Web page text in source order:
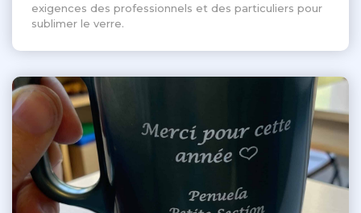
exigences des professionnels et des particuliers pour
sublimer le verre.